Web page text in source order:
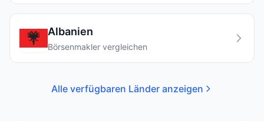
Albanien
Börsenmakler vergleichen
Alle verfügbaren Länder anzeigen